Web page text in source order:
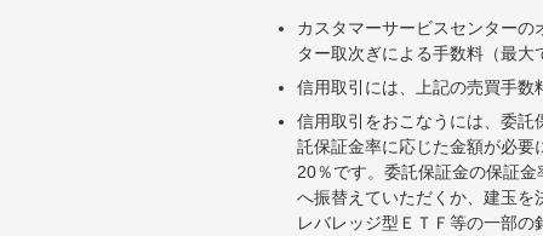
カスタマーサービスセンター
ター取次ぎによる手数料（最
信用取引には、上記の売買手
信用取引をおこなうには、委
託保証金率に応じた金額が必
20％です。委託保証金の保証
へ振替えていただくか、建玉
レバレッジ型ＥＴＦ等の一部